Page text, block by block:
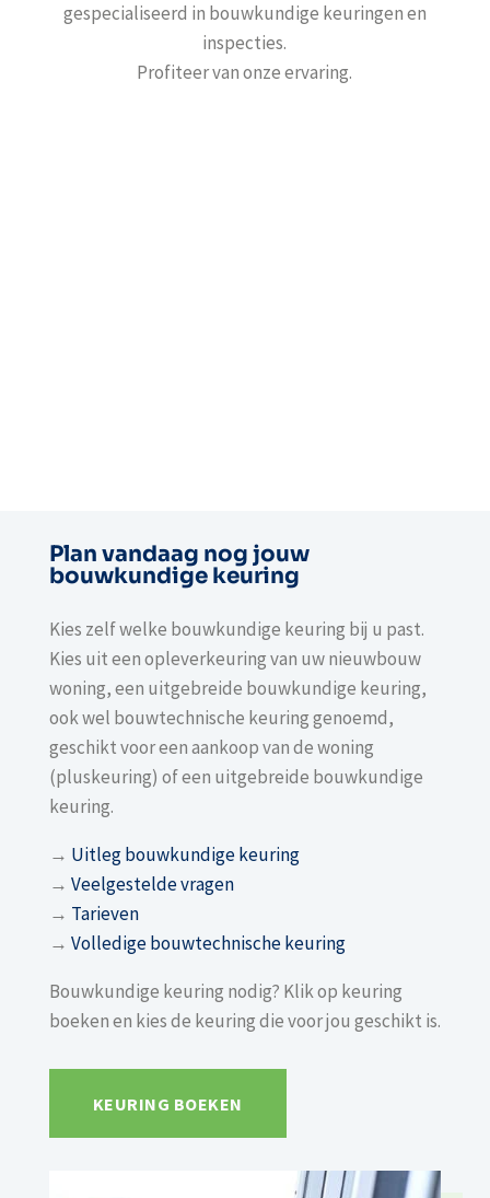
gespecialiseerd in bouwkundige keuringen en
inspecties.
Profiteer van onze ervaring.
Plan vandaag nog jouw
bouwkundige keuring
Kies zelf welke bouwkundige keuring bij u past.
Kies uit een opleverkeuring van uw nieuwbouw
woning, een uitgebreide bouwkundige keuring,
ook wel bouwtechnische keuring genoemd,
geschikt voor een aankoop van de woning
(pluskeuring) of een uitgebreide bouwkundige
keuring.
→ Uitleg bouwkundige keuring
→ Veelgestelde vragen
→ Tarieven
→ Volledige bouwtechnische keuring
Bouwkundige keuring nodig? Klik op keuring
boeken en kies de keuring die voor jou geschikt is.
KEURING BOEKEN